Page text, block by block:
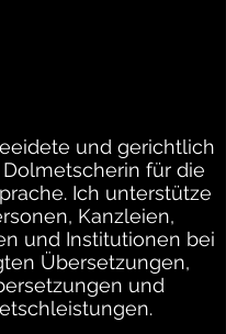
und gerichtlich
für die
Ich unterstütze
Kanzleien,
und Institutionen bei
Übersetzungen,
und